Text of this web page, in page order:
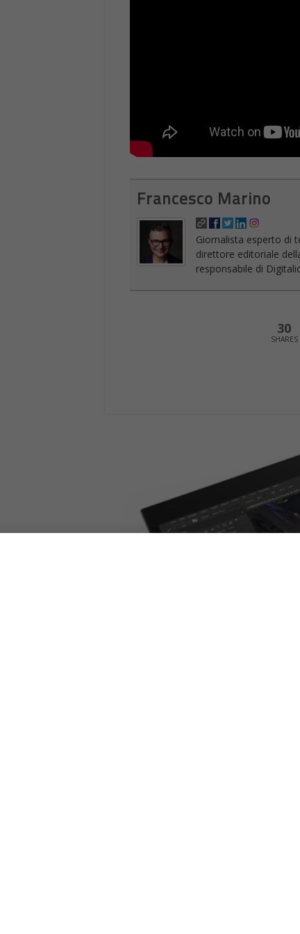
Francesco Marino
Giornalista esperto di
direttore editoriale
responsabile di Digitalic
30
SHARES